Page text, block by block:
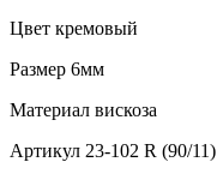
Цвет кремовый
Размер 6мм
Материал вискоза
Артикул 23-102 R (90/11)